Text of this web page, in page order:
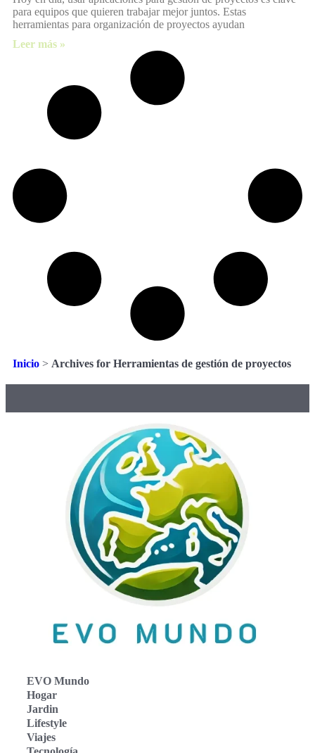
para equipos que quieren trabajar mejor juntos. Estas
herramientas para organización de proyectos ayudan
Leer más »
Inicio > Archives for Herramientas de gestión de proyectos
EVO Mundo
Hogar
Jardin
Lifestyle
Viajes